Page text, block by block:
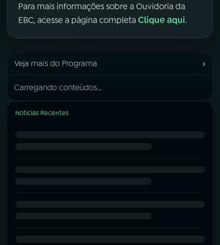
Para mais informações sobre a Ouvidoria da
EBC, acesse a página completa Clique aqui.
Veja mais do Programa ›
Carregando conteúdos...
Notícias Recentes